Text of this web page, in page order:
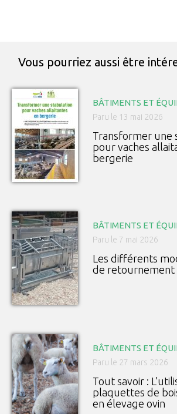
Vous pourriez aussi être
BÂTIMENTS ET
Paru le 13 mai 2026
Transformer une
pour vaches
bergerie
BÂTIMENTS ET
Paru le 7 mai 2026
Les différents
de retournement
BÂTIMENTS ET
Paru le 27 mars 2026
Tout savoir :
plaquettes de
en élevage ovin